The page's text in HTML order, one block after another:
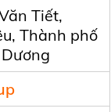
Tiết,
Thành phố